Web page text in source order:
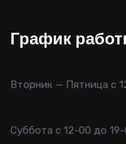
График
Вторник — Пятница с
Суббота с 12-00 до